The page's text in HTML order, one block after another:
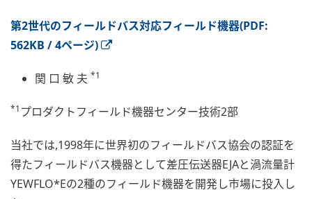
第2世代のフィールドバス対応フィールド機器(PDF:
562KB / 4ページ)
関 口 敏 夫 *1
*1 プロダクトフィールド機器センター技術2部
当社では,1998年に世界初のフィールドバス協会の認証を
得たフィールドバス機器として差圧伝送器EJAと渦流量計
YEWFLO*Eの2種のフィールド機器を開発し市場に投入し